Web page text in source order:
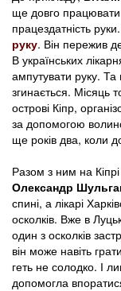
ще довго працювати
працездатність
руку. Він пережив
В українських
ампутувати руку. Та
згинається. Місяць
острові Кіпр,
за допомогою
ще років два, коли
Разом з ним на
Олександр
спині, а лікарі
осколків. Вже в
один з осколків
він може навіть
геть не солодко. І
допомогла